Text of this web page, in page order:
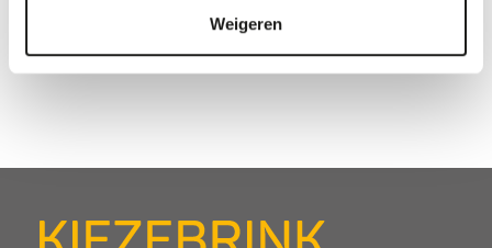
Weigeren
Energie
(kcal/100 g)